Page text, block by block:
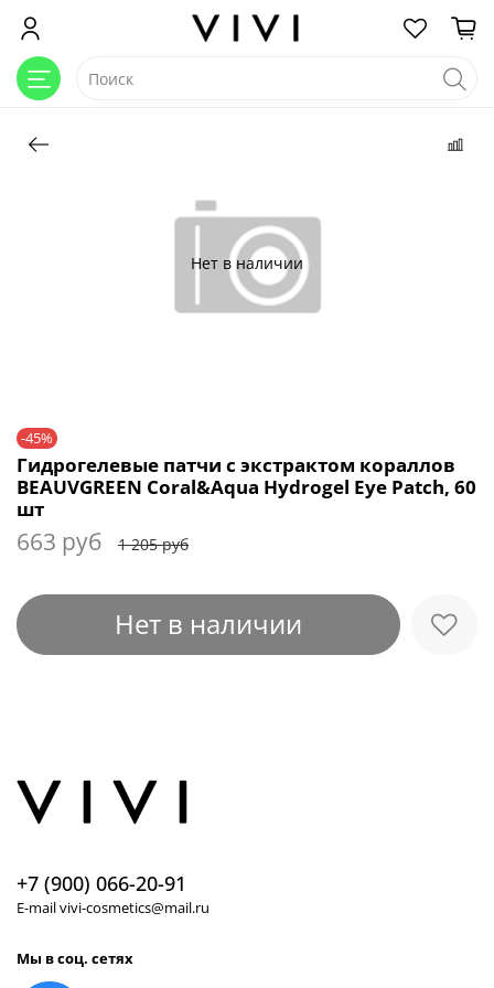
Нет в наличии
-45%
Гидрогелевые патчи с экстрактом кораллов
BEAUVGREEN Coral&Aqua Hydrogel Eye Patch, 60
шт
663 руб 1 205 руб
Нет в наличии
+7 (900) 066-20-91
E-mail vivi-cosmetics@mail.ru
Мы в соц. сетях